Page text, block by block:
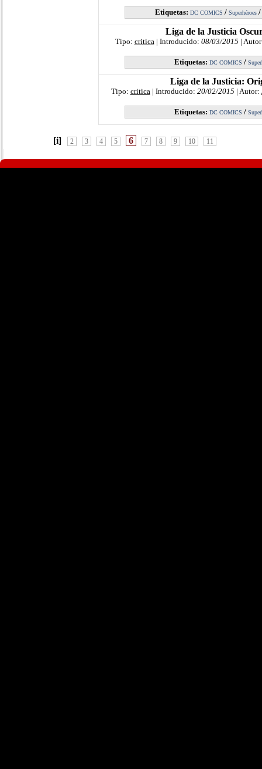
Etiquetas: DC COMICS / Superhéroes/
Liga de la Justicia
Tipo: critica| Introducido: 08/03/2015 |
Etiquetas: DC COMICS /
Liga de la Justicia:
Tipo: critica| Introducido: 20/02/2015 | Autor:
Etiquetas: DC COMICS /
[i] 2 3 4 5 6 7 8 9 10 11